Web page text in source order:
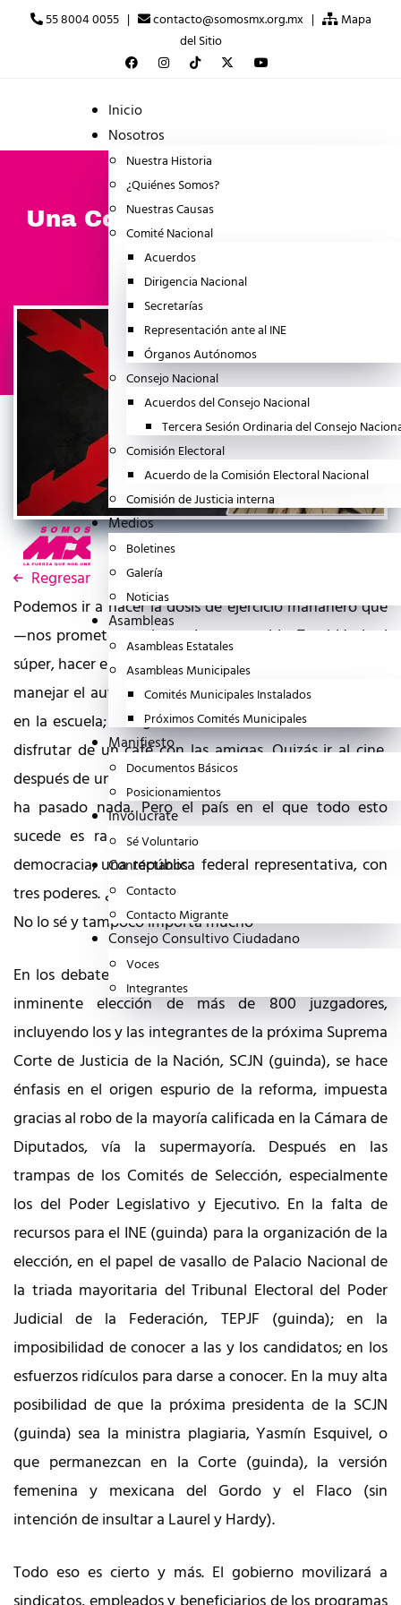
55 8004 0055 | contacto@somosmx.org.mx |
Mapa
del Sitio
Inicio
Nosotros
Nuestra Historia
¿Quiénes Somos?
Nuestras Causas
Comité Nacional
Acuerdos
Dirigencia Nacional
Secretarías
Representación ante al INE
Órganos Autónomos
Consejo Nacional
Acuerdos del Consejo Nacional
Tercera Sesión Ordinaria del Consejo
Comisión Electoral
Acuerdo de la Comisión Electoral Nacional
Comisión de Justicia interna
Medios
Boletines
Galería
Noticias
Asambleas
Asambleas Estatales
Asambleas Municipales
Comités Municipales Instalados
Próximos Comités Municipales
Manifiesto
Documentos Básicos
Posicionamientos
Invólucrate
Sé Voluntario
Contáctanos
Contacto
Contacto Migrante
Consejo Consultivo Ciudadano
Voces
Integrantes
Una Corte para el engendro
NOTICIA
Regresar
Podemos ir a hacer la dosis de ejercicio mañanero que
—nos prometen— alargará nuestra vida. También ir al
súper, hacer el mandado. Tomar el transporte público o
manejar el auto, si es que lo tenemos. Dejar a los hijos
en la escuela; recogerlos. Iremos a un restaurante o a
disfrutar de un café con las amigas. Quizás ir al cine,
después de una jornada de trabajo. Aparentemente no
ha pasado nada. Pero el país en el que todo esto
sucede es radicalmente diferente: dejó de ser una
democracia, una república federal representativa, con
tres poderes. ¿Qué nombre le pondremos al engendro?
No lo sé y tampoco importa mucho
En los debates y análisis sobre la reforma judicial y la
inminente elección de más de 800 juzgadores,
incluyendo los y las integrantes de la próxima Suprema
Corte de Justicia de la Nación, SCJN (guinda), se hace
énfasis en el origen espurio de la reforma, impuesta
gracias al robo de la mayoría calificada en la Cámara de
Diputados, vía la supermayoría. Después en las
trampas de los Comités de Selección, especialmente
los del Poder Legislativo y Ejecutivo. En la falta de
recursos para el INE (guinda) para la organización de la
elección, en el papel de vasallo de Palacio Nacional de
la triada mayoritaria del Tribunal Electoral del Poder
Judicial de la Federación, TEPJF (guinda); en la
imposibilidad de conocer a las y los candidatos; en los
esfuerzos ridículos para darse a conocer. En la muy alta
posibilidad de que la próxima presidenta de la SCJN
(guinda) sea la ministra plagiaria, Yasmín Esquivel, o
que permanezcan en la Corte (guinda), la versión
femenina y mexicana del Gordo y el Flaco (sin
intención de insultar a Laurel y Hardy).
Todo eso es cierto y más. El gobierno movilizará a